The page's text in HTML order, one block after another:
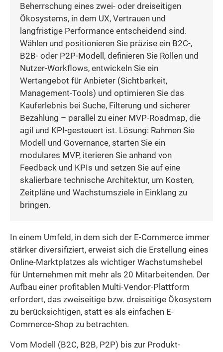
Beherrschung eines zwei- oder dreiseitigen
Ökosystems, in dem UX, Vertrauen und
langfristige Performance entscheidend sind.
Wählen und positionieren Sie präzise ein B2C-,
B2B- oder P2P-Modell, definieren Sie Rollen und
Nutzer-Workflows, entwickeln Sie ein
Wertangebot für Anbieter (Sichtbarkeit,
Management-Tools) und optimieren Sie das
Kauferlebnis bei Suche, Filterung und sicherer
Bezahlung – parallel zu einer MVP-Roadmap, die
agil und KPI-gesteuert ist. Lösung: Rahmen Sie
Modell und Governance, starten Sie ein
modulares MVP, iterieren Sie anhand von
Feedback und KPIs und setzen Sie auf eine
skalierbare technische Architektur, um Kosten,
Zeitpläne und Wachstumsziele in Einklang zu
bringen.
In einem Umfeld, in dem sich der E-Commerce immer
stärker diversifiziert, erweist sich die Erstellung eines
Online-Marktplatzes als wichtiger Wachstumshebel
für Unternehmen mit mehr als 20 Mitarbeitenden. Der
Aufbau einer profitablen Multi-Vendor-Plattform
erfordert, das zweiseitige bzw. dreiseitige Ökosystem
zu berücksichtigen, statt es als einfachen E-
Commerce-Shop zu betrachten.
Vom Modell (B2C, B2B, P2P) bis zur Produkt-